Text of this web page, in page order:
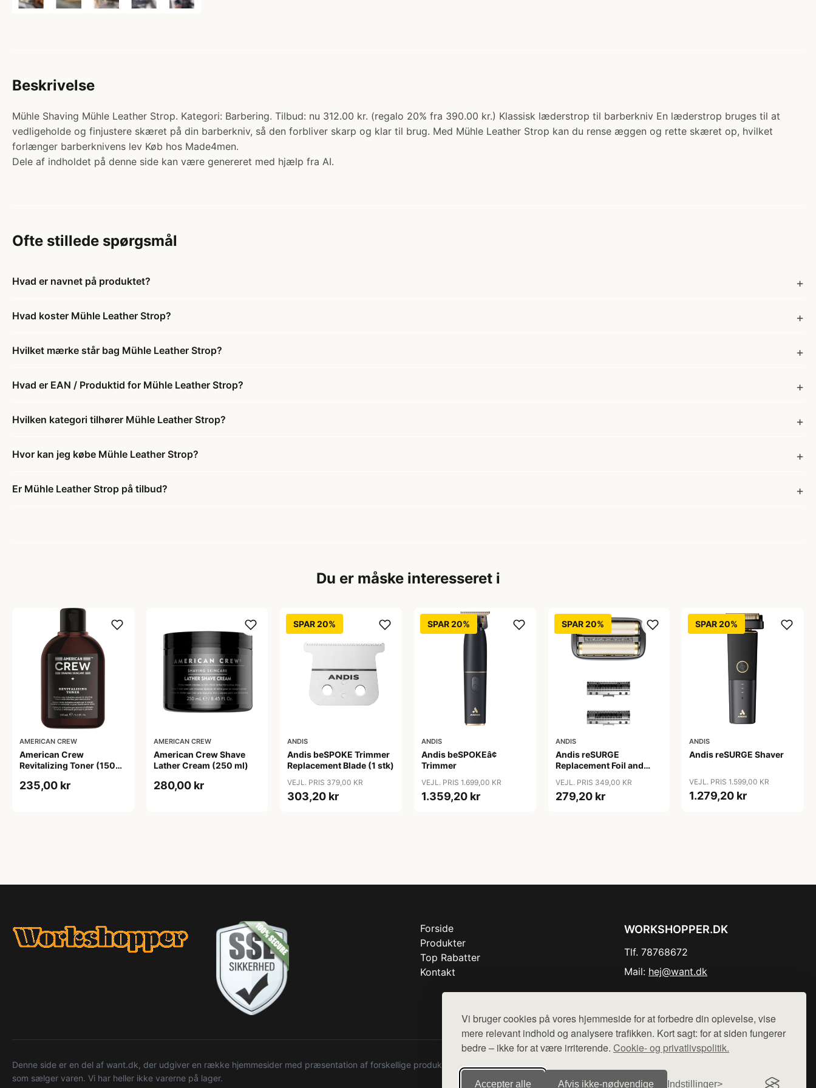
Vi bruger cookies på vores hjemmeside for at forbedre din oplevelse, vise
mere relevant indhold og analysere trafikken. Kort sagt: for at siden fungerer
bedre – ikke for at være irriterende. Cookie- og privatlivspolitik.
Accepter alle Afvis ikke‑nødvendige Indstillinger
Beskrivelse
Mühle Shaving Mühle Leather Strop. Kategori: Barbering. Tilbud: nu 312.00 kr. (regalo 20% fra 390.00 kr.) Klassisk læderstrop til barberkniv En læderstrop bruges til at
vedligeholde og finjustere skæret på din barberkniv, så den forbliver skarp og klar til brug. Med Mühle Leather Strop kan du rense æggen og rette skæret op, hvilket
forlænger barberknivens lev Køb hos Made4men.
Dele af indholdet på denne side kan være genereret med hjælp fra AI.
Ofte stillede spørgsmål
Hvad er navnet på produktet?
Hvad koster Mühle Leather Strop?
Hvilket mærke står bag Mühle Leather Strop?
Hvad er EAN / Produktid for Mühle Leather Strop?
Hvilken kategori tilhører Mühle Leather Strop?
Hvor kan jeg købe Mühle Leather Strop?
Er Mühle Leather Strop på tilbud?
Du er måske interesseret i
AMERICAN CREW
American Crew
Revitalizing Toner (150
235,00 kr
AMERICAN CREW
American Crew Shave
Lather Cream (250 ml)
280,00 kr
SPAR 20%
ANDIS
Andis beSPOKE Trimmer
Replacement Blade (1 stk)
VEJL. PRIS 379,00 KR
303,20 kr
SPAR 20%
ANDIS
Andis beSPOKEâ¢
Trimmer
VEJL. PRIS 1.699,00 KR
1.359,20 kr
SPAR 20%
ANDIS
Andis reSURGE
Replacement Foil and
VEJL. PRIS 349,00 KR
279,20 kr
SPAR 20%
ANDIS
Andis reSURGE Shaver
VEJL. PRIS 1.599,00 KR
1.279,20 kr
Forside
Produkter
Top Rabatter
Kontakt
WORKSHOPPER.DK
Tlf. 78768672
Mail: hej@want.dk
Denne side er en del af want.dk, der udgiver en række hjemmesider med præsentation af forskellige produkter fra diverse webshops. Der sælges ikke varer fra denne side - vi henviser til de shops,
som sælger varen. Vi har heller ikke varerne på lager.